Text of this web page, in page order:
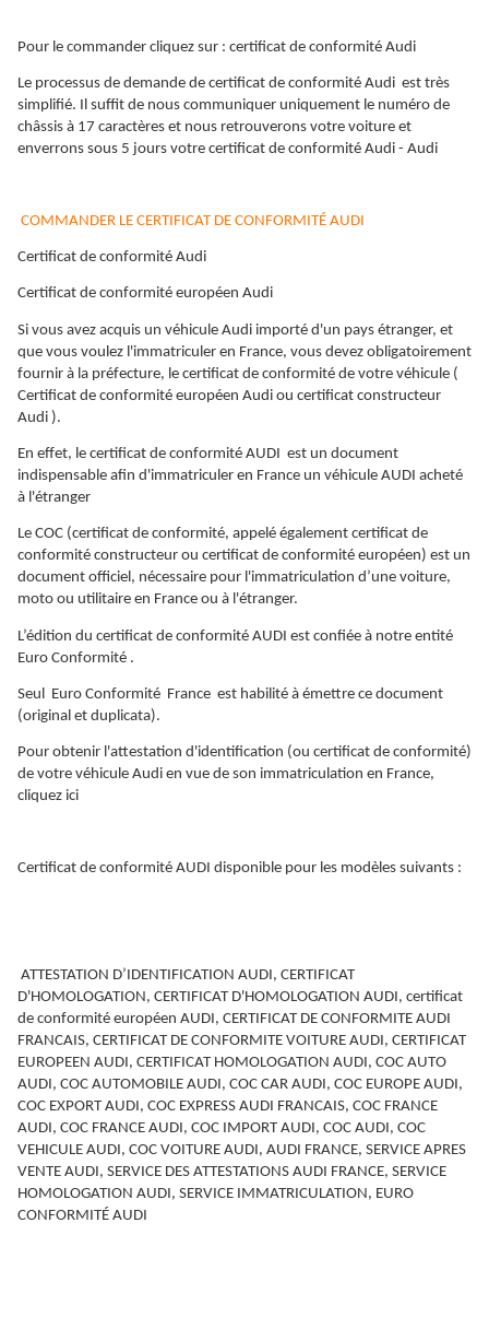
Pour le commander cliquez sur : certificat de conformité Audi
Le processus de demande de certificat de conformité Audi est très
simplifié. Il suffit de nous communiquer uniquement le numéro de
châssis à 17 caractères et nous retrouverons votre voiture et
enverrons sous 5 jours votre certificat de conformité Audi - Audi
COMMANDER LE CERTIFICAT DE CONFORMITÉ AUDI
Certificat de conformité Audi
Certificat de conformité européen Audi
Si vous avez acquis un véhicule Audi importé d'un pays étranger, et
que vous voulez l'immatriculer en France, vous devez obligatoirement
fournir à la préfecture, le certificat de conformité de votre véhicule (
Certificat de conformité européen Audi ou certificat constructeur
Audi ).
En effet, le certificat de conformité AUDI est un document
indispensable afin d'immatriculer en France un véhicule AUDI acheté
à l'étranger
Le COC (certificat de conformité, appelé également certificat de
conformité constructeur ou certificat de conformité européen) est un
document officiel, nécessaire pour l'immatriculation d’une voiture,
moto ou utilitaire en France ou à l'étranger.
L’édition du certificat de conformité AUDI est confiée à notre entité
Euro Conformité .
Seul Euro Conformité France est habilité à émettre ce document
(original et duplicata).
Pour obtenir l'attestation d'identification (ou certificat de conformité)
de votre véhicule Audi en vue de son immatriculation en France,
cliquez ici
Certificat de conformité AUDI disponible pour les modèles suivants :
ATTESTATION D’IDENTIFICATION AUDI, CERTIFICAT
D'HOMOLOGATION, CERTIFICAT D'HOMOLOGATION AUDI, certificat
de conformité européen AUDI, CERTIFICAT DE CONFORMITE AUDI
FRANCAIS, CERTIFICAT DE CONFORMITE VOITURE AUDI, CERTIFICAT
EUROPEEN AUDI, CERTIFICAT HOMOLOGATION AUDI, COC AUTO
AUDI, COC AUTOMOBILE AUDI, COC CAR AUDI, COC EUROPE AUDI,
COC EXPORT AUDI, COC EXPRESS AUDI FRANCAIS, COC FRANCE
AUDI, COC FRANCE AUDI, COC IMPORT AUDI, COC AUDI, COC
VEHICULE AUDI, COC VOITURE AUDI, AUDI FRANCE, SERVICE APRES
VENTE AUDI, SERVICE DES ATTESTATIONS AUDI FRANCE, SERVICE
HOMOLOGATION AUDI, SERVICE IMMATRICULATION, EURO
CONFORMITÉ AUDI